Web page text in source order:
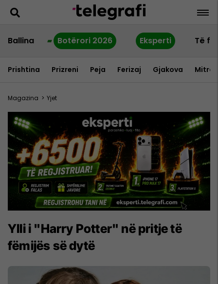
Ballina Botërori 2026 Eksperti Të
Prishtina Prizreni Peja Ferizaj Gjakova
Magazina > Yjet
Ylli i "Harry Potter" në pritje të
fëmijës së dytë